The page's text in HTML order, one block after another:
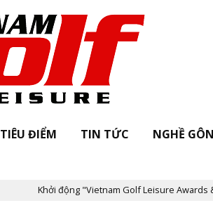
TIÊU ĐIỂM TIN TỨC NGHỀ GÔN
"Vietnam Golf Leisure Awards & AGIF Hanoi